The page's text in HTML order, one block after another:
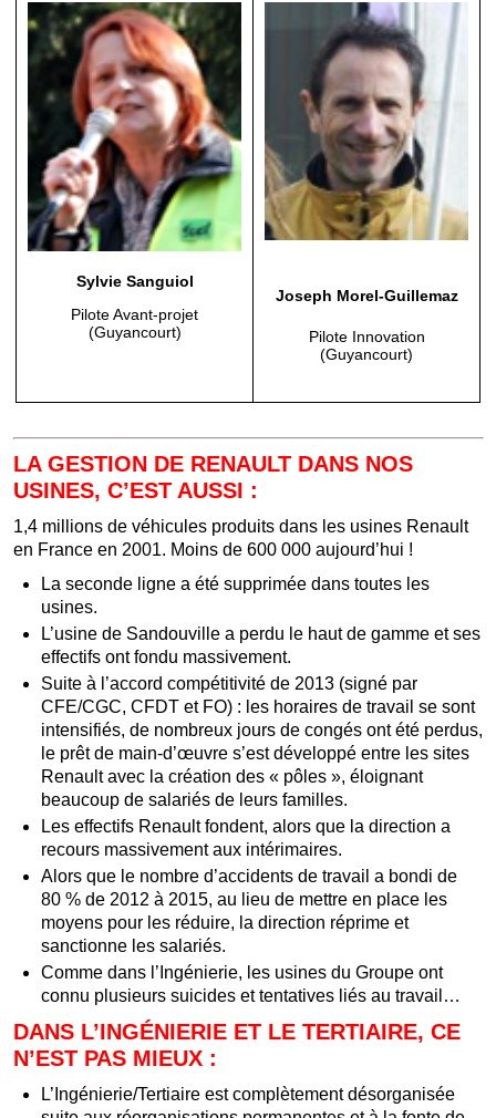
Sylvie Sanguiol
Pilote Avant-projet
(Guyancourt)
Joseph Morel-Guillemaz
Pilote Innovation
(Guyancourt)
LA GESTION DE RENAULT DANS NOS
USINES, C’EST AUSSI :
1,4 millions de véhicules produits dans les usines Renault
en France en 2001. Moins de 600 000 aujourd’hui !
La seconde ligne a été supprimée dans toutes les
usines.
L’usine de Sandouville a perdu le haut de gamme et ses
effectifs ont fondu massivement.
Suite à l’accord compétitivité de 2013 (signé par
CFE/CGC, CFDT et FO) : les horaires de travail se sont
intensifiés, de nombreux jours de congés ont été perdus,
le prêt de main-d’œuvre s’est développé entre les sites
Renault avec la création des « pôles », éloignant
beaucoup de salariés de leurs familles.
Les effectifs Renault fondent, alors que la direction a
recours massivement aux intérimaires.
Alors que le nombre d’accidents de travail a bondi de
80 % de 2012 à 2015, au lieu de mettre en place les
moyens pour les réduire, la direction réprime et
sanctionne les salariés.
Comme dans l’Ingénierie, les usines du Groupe ont
connu plusieurs suicides et tentatives liés au travail…
DANS L’INGÉNIERIE ET LE TERTIAIRE, CE
N’EST PAS MIEUX :
L’Ingénierie/Tertiaire est complètement désorganisée